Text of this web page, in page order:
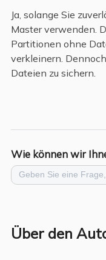
Ja, solange Sie
Master verwenden.
Partitionen ohne
verkleinern.
Dateien zu sichern.
Wie können wir
Über den